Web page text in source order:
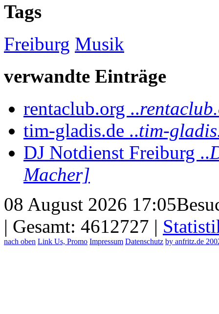
Tags
Freiburg Musik
verwandte Einträge
rentaclub.org ..
tim-gladis.de ..tim-
DJ Notdienst Freiburg ..
Macher]
08 August 2026 17:05
| Gesamt: 4612727 |
nach oben Link Us, Promo Impressum Datenschutz by anfritz.de